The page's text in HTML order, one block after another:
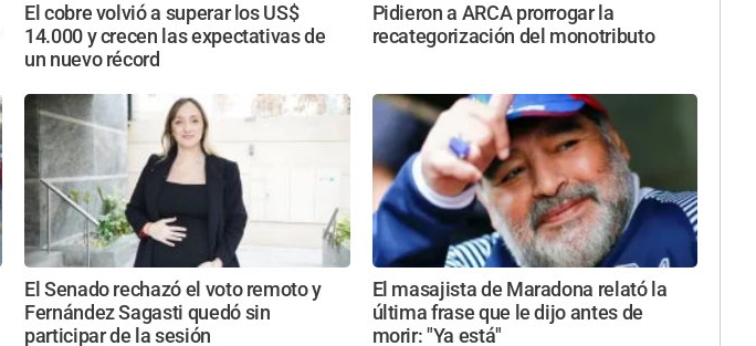
El cobre volvió a superar los US$
14.000 y crecen las expectativas de
un nuevo récord
Pidieron a ARCA prorrogar la
recategorización del monotributo
El Senado rechazó el voto remoto y
Fernández Sagasti quedó sin
participar de la sesión
El masajista de Maradona relató la
última frase que le dijo antes de
morir: "Ya está"